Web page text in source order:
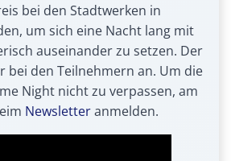
bei den Stadtwerken in
um sich eine Nacht lang mit
auseinander zu setzen. Der
bei den Teilnehmern an. Um die
Night nicht zu verpassen, am
Newsletteranmelden.